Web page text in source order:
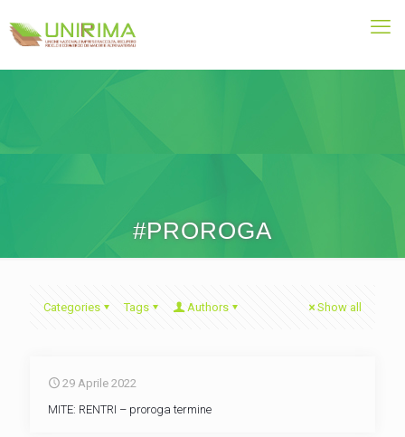
#PROROGA
Categories Tags Authors Show all
29 Aprile 2022
MITE: RENTRI – proroga termine